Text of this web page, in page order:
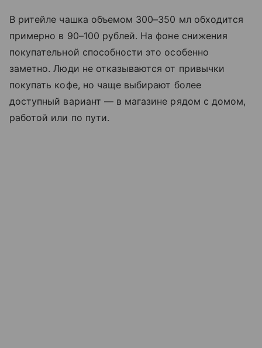
В ритейле чашка объемом 300–350 мл обходится
примерно в 90–100 рублей. На фоне снижения
покупательной способности это особенно
заметно. Люди не отказываются от привычки
покупать кофе, но чаще выбирают более
доступный вариант — в магазине рядом с домом,
работой или по пути.